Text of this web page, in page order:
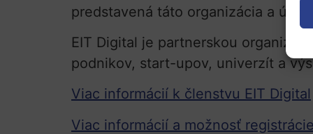
predstavená táto organizácia a
EIT Digital je partnerskou
podnikov, start-upov, univerzít a
Viac informácií k členstvu EIT Digital
Viac informácií a možnosť registrácie